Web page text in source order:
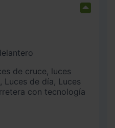
Luces de día, Luces
con tecnología